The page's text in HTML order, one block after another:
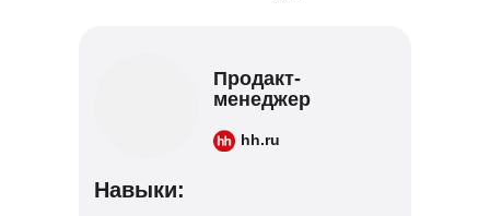
Навыки:
hh.ru
Продакт-
менеджер